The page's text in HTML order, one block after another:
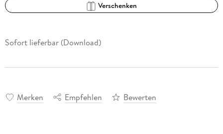
Verschenken
Sofort lieferbar (Download)
Merken Empfehlen Bewerten